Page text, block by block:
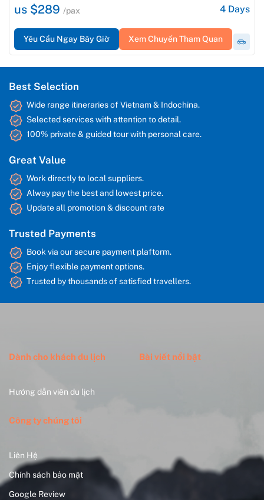
two captivating destinations
us $289 /pax 4 Days
Yêu Cầu Ngay Bây Giờ Xem Chuyến Tham Quan
Best Selection
Wide range itineraries of Vietnam & Indochina.
Selected services with attention to detail.
100% private & guided tour with personal care.
Great Value
Work directly to local suppliers.
Alway pay the best and lowest price.
Update all promotion & discount rate
Trusted Payments
Book via our secure payment plaftorm.
Enjoy flexible payment options.
Trusted by thousands of satisfied travellers.
Dành cho khách du lịch
Hướng dẫn viên du lịch
Bài viết nổi bật
Công ty chúng tôi
Liên Hệ
Chính sách bảo mật
Google Review